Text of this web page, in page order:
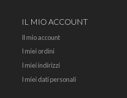
IL MIO ACCOUNT
Il mio account
I miei ordini
I miei indirizzi
I miei dati personali